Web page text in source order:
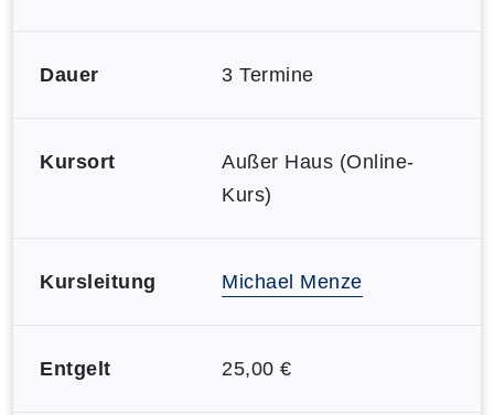
Dauer 3 Termine
Kursort
Außer Haus (Online-
Kurs)
Kursleitung Michael Menze
Entgelt 25,00 €